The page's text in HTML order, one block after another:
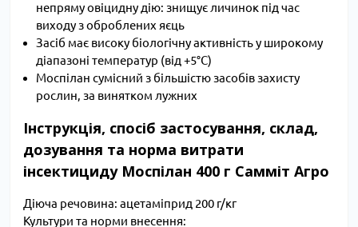
непряму овіцидну дію: знищує личинок під час
виходу з оброблених яєць
Засіб має високу біологічну активність у широкому
діапазоні температур (від +5°С)
Моспілан сумісний з більшістю засобів захисту
рослин, за винятком лужних
Інструкція, спосіб застосування, склад,
дозування та норма витрати
інсектициду Моспілан 400 г Самміт Агро
Діюча речовина: ацетаміприд 200 г/кг
Культури та норми внесення: